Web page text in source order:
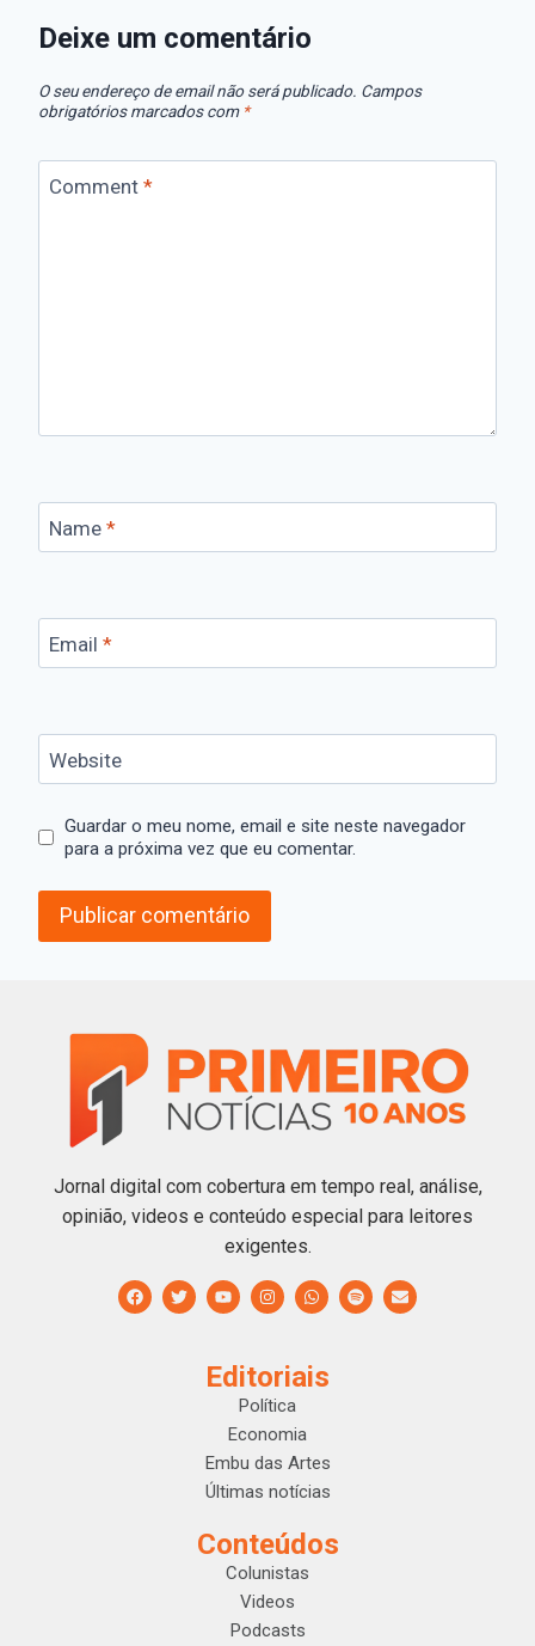
Deixe um comentário
O seu endereço de email não será publicado. Campos
obrigatórios marcados com *
Comment *
Name *
Email *
Website
Guardar o meu nome, email e site neste navegador
para a próxima vez que eu comentar.
Jornal digital com cobertura em tempo real, análise,
opinião, videos e conteúdo especial para leitores
exigentes.
Editoriais
Política
Economia
Embu das Artes
Últimas notícias
Conteúdos
Colunistas
Videos
Podcasts